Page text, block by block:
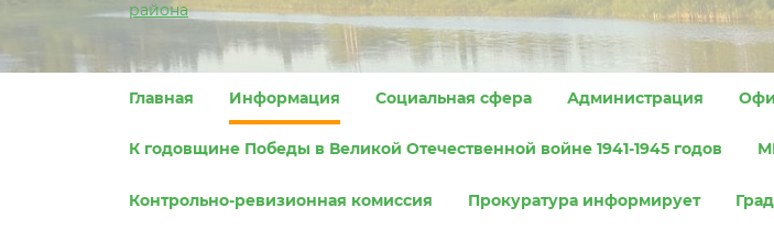
Главная Информация Социальная сфера Администрация
К годовщине Победы в Великой Отечественной войне 1941-1945 годов
Контрольно-ревизионная комиссия Прокуратура информирует